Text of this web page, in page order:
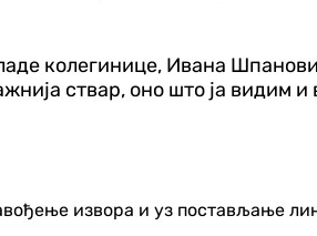
колегинице, Ивана
ствар, оно што ја видим
извора и уз постављање